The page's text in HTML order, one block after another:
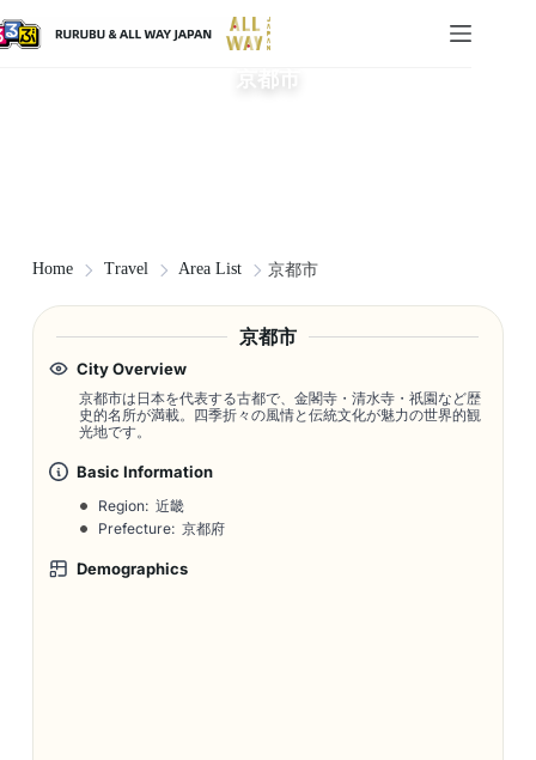
京都市
Home Travel Area List 京都市
京都市
City Overview
京都市は日本を代表する古都で、金閣寺・清水寺・祇園など歴
史的名所が満載。四季折々の風情と伝統文化が魅力の世界的観
光地です。
Basic Information
Region: 近畿
Prefecture: 京都府
Demographics